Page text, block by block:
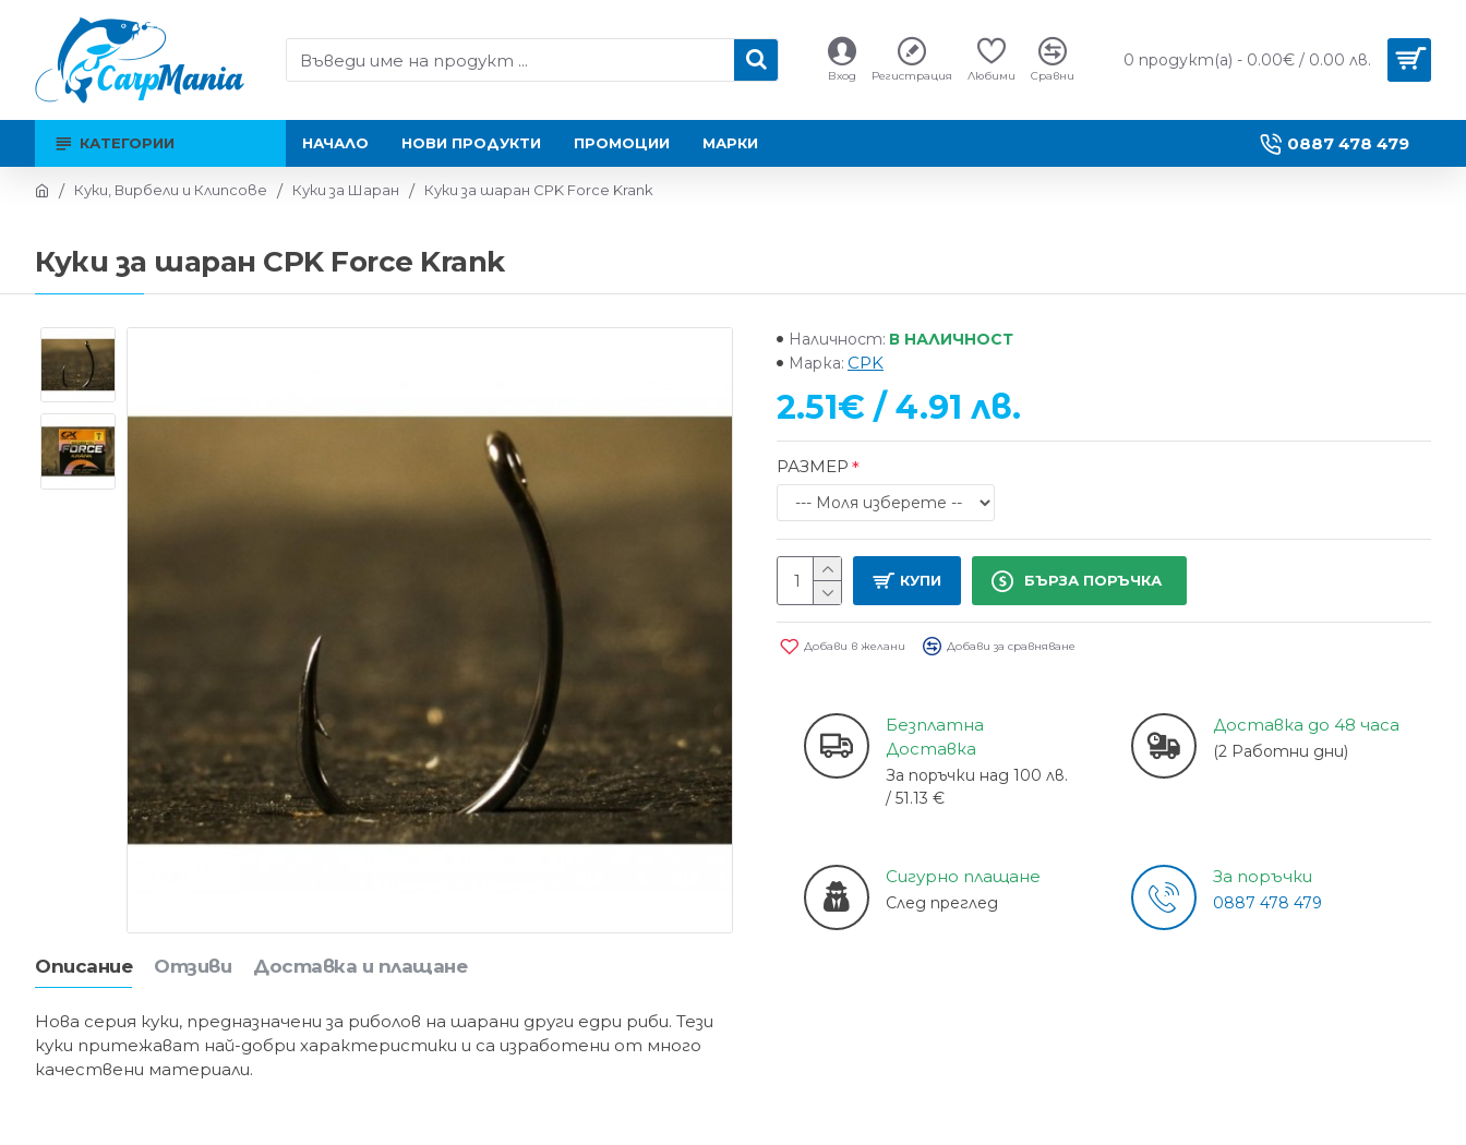
Вход Регистрация Любими Сравни
0 продукт(а) - 0.00€ / 0.00 лв.
КАТЕГОРИИ НАЧАЛО НОВИ ПРОДУКТИ ПРОМОЦИИ МАРКИ 0887 478 479
Куки, Вирбели и Клипсове Куки за Шаран Куки за шаран CPK Force Krank
Куки за шаран CPK Force Krank
Описание Отзиви Доставка и плащане
Нова серия куки, предназначени за риболов на шарани други едри риби. Тези
куки притежават най-добри характеристики и са изработени от много
качествени материали.
Наличност: В НАЛИЧНОСТ
Марка: CPK
2.51€ / 4.91 лв.
РАЗМЕР
КУПИ БЪРЗА ПОРЪЧКА
Добави в желани Добави за сравняване
Безплатна
Доставка
За поръчки над 100 лв.
/ 51.13 €
Доставка до 48 часа
(2 Работни дни)
Сигурно плащане
След преглед
За поръчки
0887 478 479